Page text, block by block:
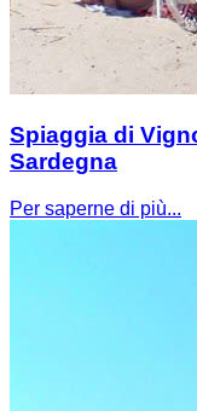
Spiaggia di
Sardegna
Per saperne di più...